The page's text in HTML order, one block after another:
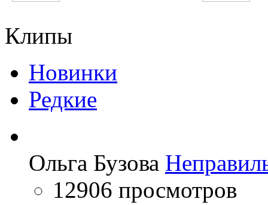
Клипы
Новинки
Редкие
Ольга Бузова
12906 просмотров